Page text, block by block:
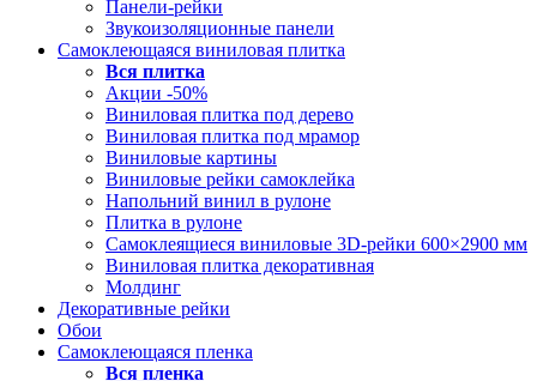
Панели-рейки
Звукоизоляционные панели
Самоклеющаяся виниловая плитка
Вся плитка
Акции -50%
Виниловая плитка под дерево
Виниловая плитка под мрамор
Виниловые картины
Виниловые рейки самоклейка
Напольний винил в рулоне
Плитка в рулоне
Самоклеящиеся виниловые 3D‑рейки 600×2900 мм
Виниловая плитка декоративная
Молдинг
Декоративные рейки
Обои
Самоклеющаяся пленка
Вся пленка